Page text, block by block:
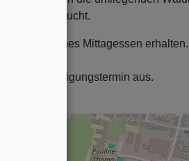
besucht.
ein warmes Mittagessen
Besichtigungstermin aus.